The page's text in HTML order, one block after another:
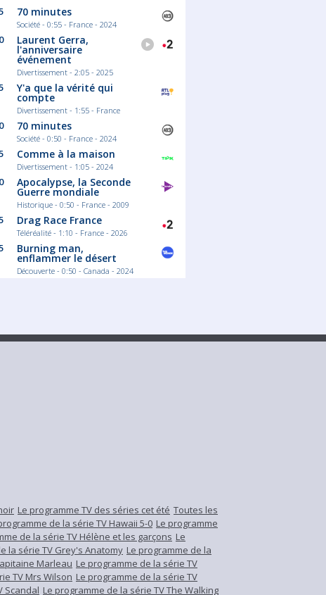
70 minutes
Société - 0:55 - France - 2024
Laurent Gerra,
l'anniversaire
événement
Divertissement - 2:05 - 2025
Y'a que la vérité qui
compte
Divertissement - 1:55 - France
70 minutes
Société - 0:50 - France - 2024
Comme à la maison
Divertissement - 1:05 - 2024
Apocalypse, la Seconde
Guerre mondiale
Historique - 0:50 - France - 2009
Drag Race France
Téléréalité - 1:10 - France - 2026
Burning man,
enflammer le désert
Découverte - 0:50 - Canada - 2024
Le programme TV des séries cet été Toutes les
de la série TV Hawaii 5-0 Le programme
de la série TV Hélène et les garçons Le
la série TV Grey's Anatomy Le programme de la
Marleau Le programme de la série TV
TV Mrs Wilson Le programme de la série TV
Scandal Le programme de la série TV The Walking